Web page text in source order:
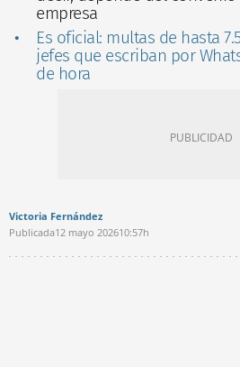
empresa
Es oficial: multas de hasta
jefes que escriban por
de hora
Victoria Fernández
Publicada12 mayo 202610:57h